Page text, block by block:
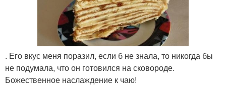
. Его вкус меня поразил, если б не знала, то никогда бы
не подумала, что он готовился на сковороде.
Божественное наслаждение к чаю!